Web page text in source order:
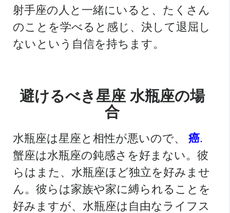
射手座の人と一緒にいると、たくさん
のことを学べると感じ、決して退屈し
ないという自信を持ちます。
避けるべき星座 水瓶座の場
合
水瓶座は星座と相性が悪いので、 癌.
蟹座は水瓶座の鈍感さを好まない。彼
らはまた、水瓶座ほど独立を好みませ
ん。彼らは家族や家に縛られることを
好みますが、水瓶座は自由なライフス